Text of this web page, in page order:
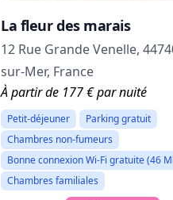
La fleur des marais
12 Rue Grande Venelle,
sur-Mer, France
À partir de 177 € par nuité
Petit-déjeuner
Parking gratuit
Chambres non-fumeurs
Bonne connexion Wi-Fi gratuite (46
Chambres familiales